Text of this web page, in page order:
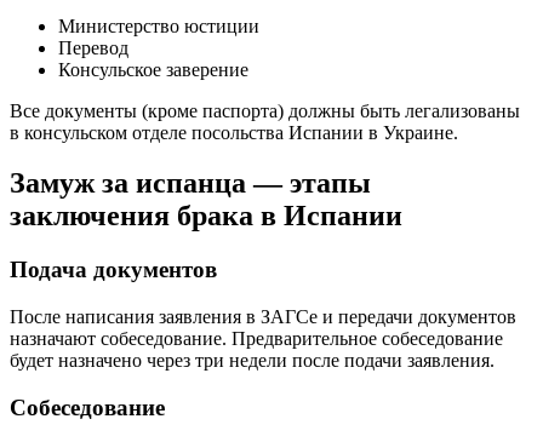
Министерство юстиции
Перевод
Консульское заверение
Все документы (кроме паспорта) должны быть легализованы
в консульском отделе посольства Испании в Украине.
Замуж за испанца — этапы
заключения брака в Испании
Подача документов
После написания заявления в ЗАГСе и передачи документов
назначают собеседование. Предварительное собеседование
будет назначено через три недели после подачи заявления.
Собеседование